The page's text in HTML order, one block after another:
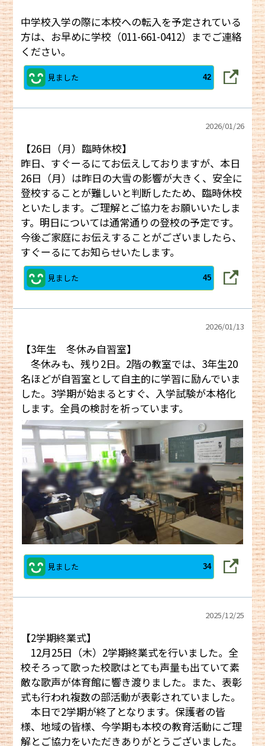
中学校入学の際に本校への転入を予定されている
方は、お早めに学校（011-661-0412）までご連絡
ください。
見ました 42
2026/01/26
【26日（月）臨時休校】
昨日、すぐーるにてお伝えしておりますが、本日
26日（月）は昨日の大雪の影響が大きく、安全に
登校することが難しいと判断したため、臨時休校
といたします。ご理解とご協力をお願いいたしま
す。明日については通常通りの登校の予定です。
今後ご家庭にお伝えすることがございましたら、
すぐーるにてお知らせいたします。
見ました 45
2026/01/13
【3年生 冬休み自習室】
冬休みも、残り2日。2階の教室では、3年生20
名ほどが自習室として自主的に学習に励んでいま
した。3学期が始まるとすぐ、入学試験が本格化
します。全員の検討を祈っています。
見ました 34
2025/12/25
【2学期終業式】
12月25日（木）2学期終業式を行いました。全
校そろって歌った校歌はとても声量も出ていて素
敵な歌声が体育館に響き渡りました。また、表彰
式も行われ複数の部活動が表彰されていました。
本日で2学期が終了となります。保護者の皆
様、地域の皆様、今学期も本校の教育活動にご理
解とご協力をいただきありがとうございました。